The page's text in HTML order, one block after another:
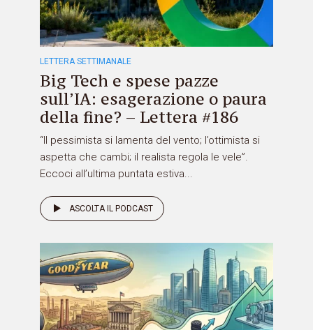
LETTERA SETTIMANALE
Big Tech e spese pazze
sull’IA: esagerazione o paura
della fine? – Lettera #186
“Il pessimista si lamenta del vento; l’ottimista si
aspetta che cambi; il realista regola le vele”.
Eccoci all’ultima puntata estiva...
ASCOLTA IL PODCAST